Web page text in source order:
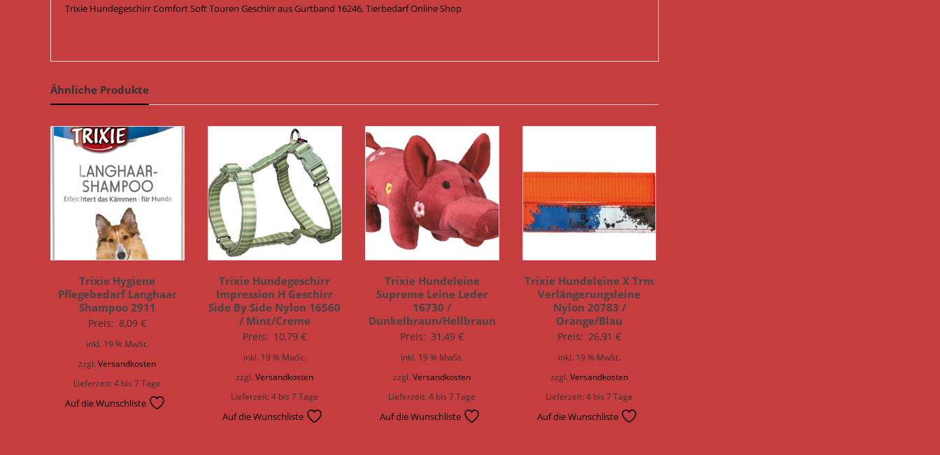
Trixie Hundegeschirr Comfort Soft Touren Geschirr aus Gurtband 16246, Tierbedarf Online Shop
Ähnliche Produkte
Trixie Hygiene
Pflegebedarf Langhaar
Shampoo 2911
Preis: 8,09€
inkl. 19 % MwSt.
zzgl.Versandkosten
Lieferzeit:4 bis 7 Tage
Auf die Wunschliste
Trixie Hundegeschirr
Impression H Geschirr
Side By Side Nylon 16560
/ Mint/Creme
Preis: 10,79€
inkl. 19 % MwSt.
zzgl.Versandkosten
Lieferzeit:4 bis 7 Tage
Auf die Wunschliste
Trixie Hundeleine
Supreme Leine Leder
16730 /
Dunkelbraun/Hellbraun
Preis: 31,49€
inkl. 19 % MwSt.
zzgl.Versandkosten
Lieferzeit:4 bis 7 Tage
Auf die Wunschliste
Trixie Hundeleine X Trm
Verlängerungsleine
Nylon 20783 /
Orange/Blau
Preis: 26,91€
inkl. 19 % MwSt.
zzgl.Versandkosten
Lieferzeit:4 bis 7 Tage
Auf die Wunschliste